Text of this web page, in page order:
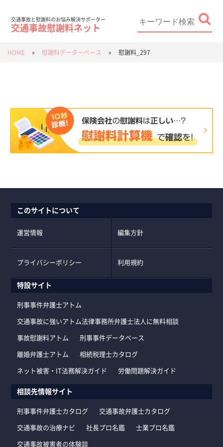
交通事故と慰謝料のお悩み解決サポーター
交通事故慰謝料ネット
HOME » 慰謝料データーベース » 慰謝料_297
このサイトについて
運営情報 編集方針
プライバシーポリシー 利用規約
特設サイト
刑事事件弁護士アトム
交通事故に強いアトム法律事務所弁護士法人に無料相談
事故慰謝料アトム 刑事事件データベース
離婚弁護士アトム 相続税理士カタログ
ネット被害・IT法務解決ガイド 労働問題解決ガイド
相談先情報サイト
刑事事件弁護士カタログ 交通事故弁護士カタログ
交通事故の治療ナビ 社長プロ名鑑 士業プロ名鑑
交通事故被害者の体験談